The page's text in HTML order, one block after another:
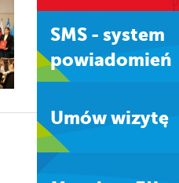
SMS - system
powiadomień
Umów wizytę